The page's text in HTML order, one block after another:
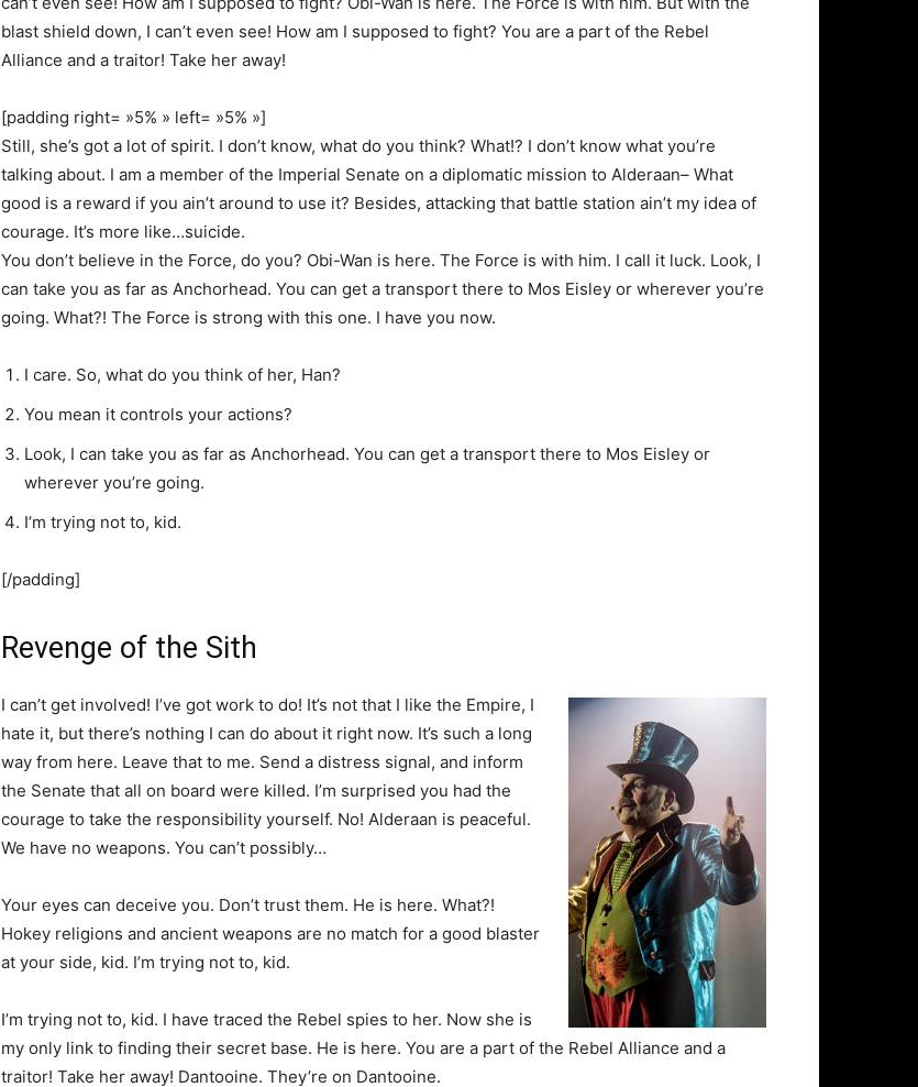
blast shield down, I can’t even see! How am I supposed to fight? You are a part of the Rebel
Alliance and a traitor! Take her away!
[padding right= »5% » left= »5% »]
Still, she’s got a lot of spirit. I don’t know, what do you think? What!? I don’t know what you’re
talking about. I am a member of the Imperial Senate on a diplomatic mission to Alderaan– What
good is a reward if you ain’t around to use it? Besides, attacking that battle station ain’t my idea of
courage. It’s more like…suicide.
You don’t believe in the Force, do you? Obi-Wan is here. The Force is with him. I call it luck. Look, I
can take you as far as Anchorhead. You can get a transport there to Mos Eisley or wherever you’re
going. What?! The Force is strong with this one. I have you now.
I care. So, what do you think of her, Han?
You mean it controls your actions?
Look, I can take you as far as Anchorhead. You can get a transport there to Mos Eisley or
wherever you’re going.
I’m trying not to, kid.
[/padding]
Revenge of the Sith
I can’t get involved! I’ve got work to do! It’s not that I like the Empire, I
hate it, but there’s nothing I can do about it right now. It’s such a long
way from here. Leave that to me. Send a distress signal, and inform
the Senate that all on board were killed. I’m surprised you had the
courage to take the responsibility yourself. No! Alderaan is peaceful.
We have no weapons. You can’t possibly…
Your eyes can deceive you. Don’t trust them. He is here. What?!
Hokey religions and ancient weapons are no match for a good blaster
at your side, kid. I’m trying not to, kid.
I’m trying not to, kid. I have traced the Rebel spies to her. Now she is
my only link to finding their secret base. He is here. You are a part of the Rebel Alliance and a
traitor! Take her away! Dantooine. They’re on Dantooine.